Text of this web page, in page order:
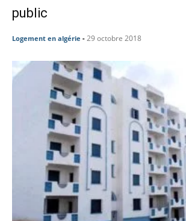
public
Logement en algérie - 29 octobre 2018